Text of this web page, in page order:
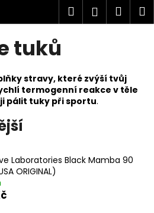
Hledat
tuků
stravy, které zvýší tvůj
termogenní reakce v těle
pálit tuky při sportu.
Laboratories Black Mamba 90
ORIGINAL)